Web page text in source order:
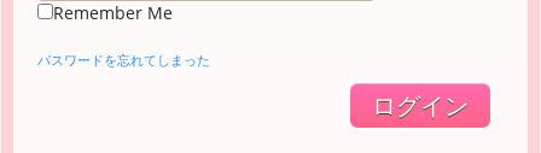
Remember Me
パスワードを忘れてしまった